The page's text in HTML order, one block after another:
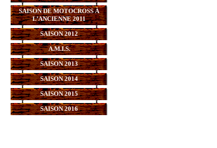
SAISON DE MOTOCROSS À
L’ANCIENNE 2011
SAISON 2012
A.M.I.S.
SAISON 2013
SAISON 2014
SAISON 2015
SAISON 2016